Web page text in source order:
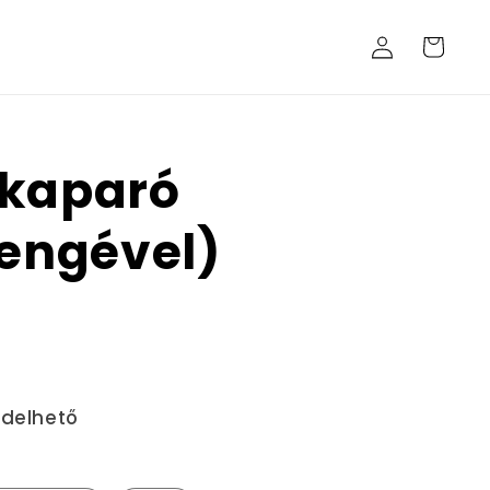
Bejelentkezés
Kosár